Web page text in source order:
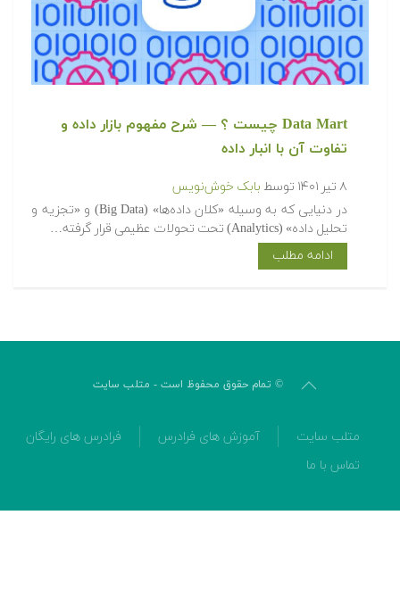
Data Mart چیست ؟ — شرح مفهوم بازار داده و
تفاوت آن با انبار داده
۸ تیر ۱۴۰۱ توسط بابک خوش‌نویس
در دنیایی که به وسیله «کلان داده‌ها» (Big Data) و «تجزیه و
تحلیل داده» (Analytics) تحت تحولات عظیمی قرار گرفته…
ادامه مطلب
© تمام حقوق محفوظ است - متلب سایت
متلب سایت آموزش های فرادرس
فرادرس های رایگان
تماس با ما